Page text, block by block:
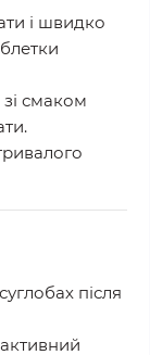
і швидко
смаком
після